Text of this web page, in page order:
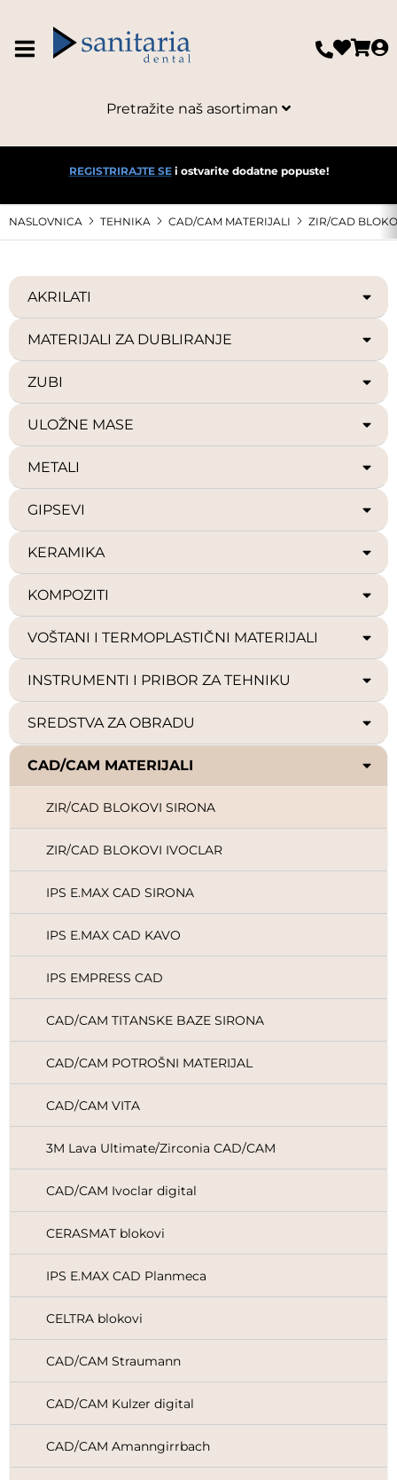
Pretražite naš asortiman
REGISTRIRAJTE SEi ostvarite dodatne popuste!
NASLOVNICA TEHNIKA CAD/CAM MATERIJALI ZIR/CAD
AKRILATI
MATERIJALI ZA DUBLIRANJE
ZUBI
ULOŽNE MASE
METALI
GIPSEVI
KERAMIKA
KOMPOZITI
VOŠTANI I TERMOPLASTIČNI MATERIJALI
INSTRUMENTI I PRIBOR ZA TEHNIKU
SREDSTVA ZA OBRADU
CAD/CAM MATERIJALI
ZIR/CAD BLOKOVI SIRONA
ZIR/CAD BLOKOVI IVOCLAR
IPS E.MAX CAD SIRONA
IPS E.MAX CAD KAVO
IPS EMPRESS CAD
CAD/CAM TITANSKE BAZE SIRONA
CAD/CAM POTROŠNI MATERIJAL
CAD/CAM VITA
3M Lava Ultimate/Zirconia CAD/CAM
CAD/CAM Ivoclar digital
CERASMAT blokovi
IPS E.MAX CAD Planmeca
CELTRA blokovi
CAD/CAM Straumann
CAD/CAM Kulzer digital
CAD/CAM Amanngirrbach